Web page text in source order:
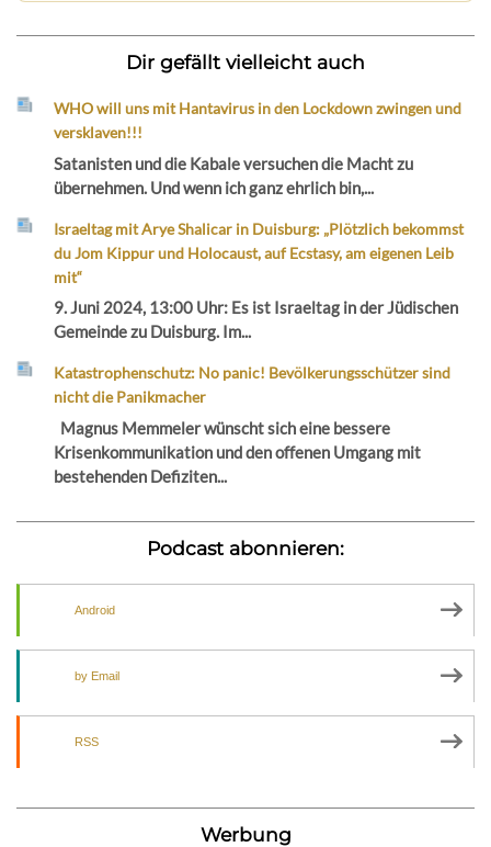
Dir gefällt vielleicht auch
WHO will uns mit Hantavirus in den Lockdown zwingen und
versklaven!!!
Satanisten und die Kabale versuchen die Macht zu
übernehmen. Und wenn ich ganz ehrlich bin,...
Israeltag mit Arye Shalicar in Duisburg: „Plötzlich bekommst
du Jom Kippur und Holocaust, auf Ecstasy, am eigenen Leib
mit“
9. Juni 2024, 13:00 Uhr: Es ist Israeltag in der Jüdischen
Gemeinde zu Duisburg. Im...
Katastrophenschutz: No panic! Bevölkerungsschützer sind
nicht die Panikmacher
Magnus Memmeler wünscht sich eine bessere
Krisenkommunikation und den offenen Umgang mit
bestehenden Defiziten...
Podcast abonnieren:
Android
by Email
RSS
Werbung